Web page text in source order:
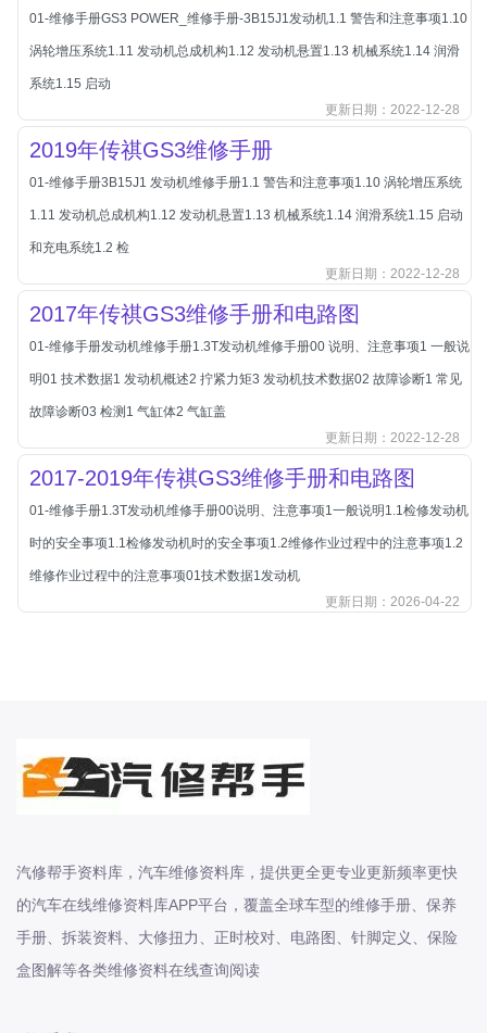
本田
本田-东风本田
本田-海外本田
标致
标致
标致-进口
比亚迪
比亚迪-海外版
比亚迪商用车
比速
传祺
创维
昌河
曹操
长安-睿行
DS
DS
DS-进口
东南
01-维修手册GS3 POWER_维修手册-3B15J1发动机1.1 警告和注意事项1.10
涡轮增压系统1.11 发动机总成机构1.12 发动机悬置1.13 机械系统1.14 润滑
系统1.15 启动
更新日期：2022-12-28
2019年传祺GS3维修手册
01-维修手册3B15J1 发动机维修手册1.1 警告和注意事项1.10 涡轮增压系统
1.11 发动机总成机构1.12 发动机悬置1.13 机械系统1.14 润滑系统1.15 启动
和充电系统1.2 检
更新日期：2022-12-28
2017年传祺GS3维修手册和电路图
01-维修手册发动机维修手册1.3T发动机维修手册00 说明、注意事项1 一般说
明01 技术数据1 发动机概述2 拧紧力矩3 发动机技术数据02 故障诊断1 常见
故障诊断03 检测1 气缸体2 气缸盖
更新日期：2022-12-28
2017-2019年传祺GS3维修手册和电路图
01-维修手册1.3T发动机维修手册00说明、注意事项1一般说明1.1检修发动机
时的安全事项1.1检修发动机时的安全事项1.2维修作业过程中的注意事项1.2
维修作业过程中的注意事项01技术数据1发动机
更新日期：2026-04-22
汽修帮手资料库，汽车维修资料库，提供更全更专业更新频率更快
的汽车在线维修资料库APP平台，覆盖全球车型的维修手册、保养
手册、拆装资料、大修扭力、正时校对、电路图、针脚定义、保险
盒图解等各类维修资料在线查询阅读